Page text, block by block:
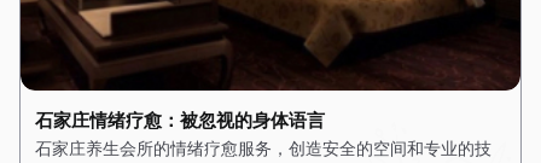
石家庄情绪疗愈：被忽视的身体语言
石家庄养生会所的情绪疗愈服务，创造安全的空间和专业的技